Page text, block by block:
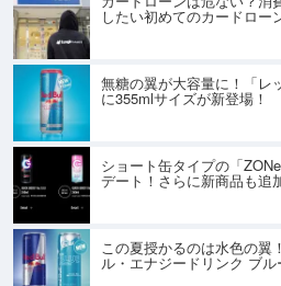
カードローンは危ない？消
したい初めてのカードロー
無糖の翼が大容量に！「レ
に355mlサイズが新登場！
ショート缶タイプの「
デート！さらに新商品も追
この夏授かるのは水色の翼
ル・エナジードリンク ブル